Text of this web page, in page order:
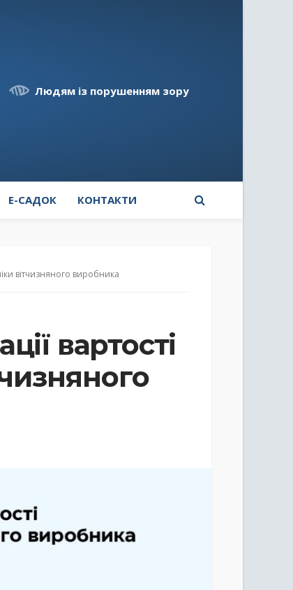
Людям із порушенням зору
E-САДОК КОНТАКТИ
вітчизняного виробника
вартості